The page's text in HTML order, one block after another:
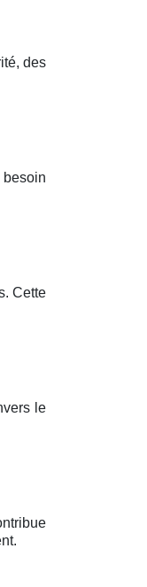
des
Cette
le